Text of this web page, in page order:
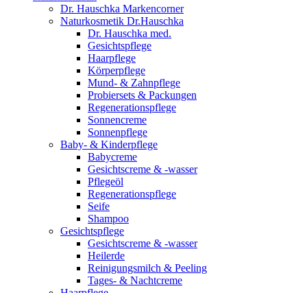
Dr. Hauschka Markencorner
Naturkosmetik Dr.Hauschka
Dr. Hauschka med.
Gesichtspflege
Haarpflege
Körperpflege
Mund- & Zahnpflege
Probiersets & Packungen
Regenerationspflege
Sonnencreme
Sonnenpflege
Baby- & Kinderpflege
Babycreme
Gesichtscreme & -wasser
Pflegeöl
Regenerationspflege
Seife
Shampoo
Gesichtspflege
Gesichtscreme & -wasser
Heilerde
Reinigungsmilch & Peeling
Tages- & Nachtcreme